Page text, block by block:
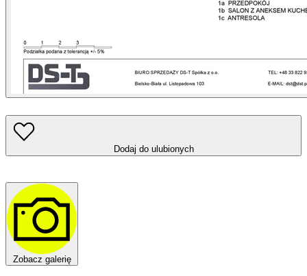
Dodaj do ulubionych
Zobacz galerię